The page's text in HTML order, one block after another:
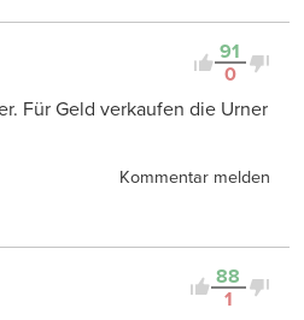
91
0
Für Geld verkaufen die Urner
Kommentar melden
88
1